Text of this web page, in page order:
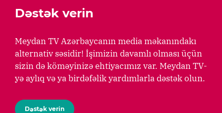
Dəstək verin
Meydan TV Azərbaycanın media məkanındakı
alternativ səsidir! İşimizin davamlı olması üçün
sizin də köməyinizə ehtiyacımız var. Meydan TV-
yə aylıq və ya birdəfəlik yardımlarla dəstək olun.
Dəstək verin